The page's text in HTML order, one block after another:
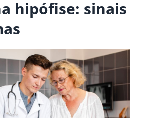
hipófise: sinais